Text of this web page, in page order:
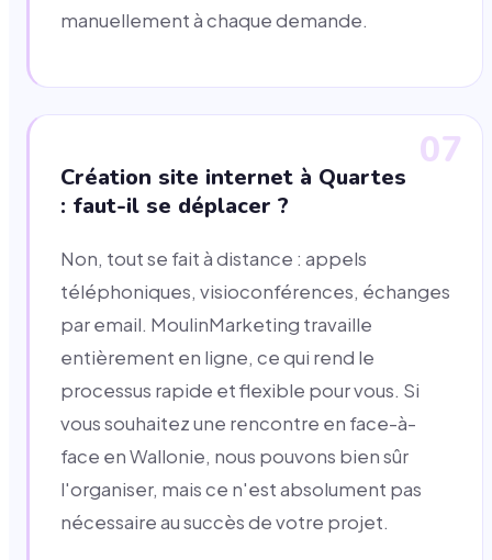
manuellement à chaque demande.
07
Création site internet à Quartes
: faut-il se déplacer ?
Non, tout se fait à distance : appels
téléphoniques, visioconférences, échanges
par email. MoulinMarketing travaille
entièrement en ligne, ce qui rend le
processus rapide et flexible pour vous. Si
vous souhaitez une rencontre en face-à-
face en Wallonie, nous pouvons bien sûr
l'organiser, mais ce n'est absolument pas
nécessaire au succès de votre projet.